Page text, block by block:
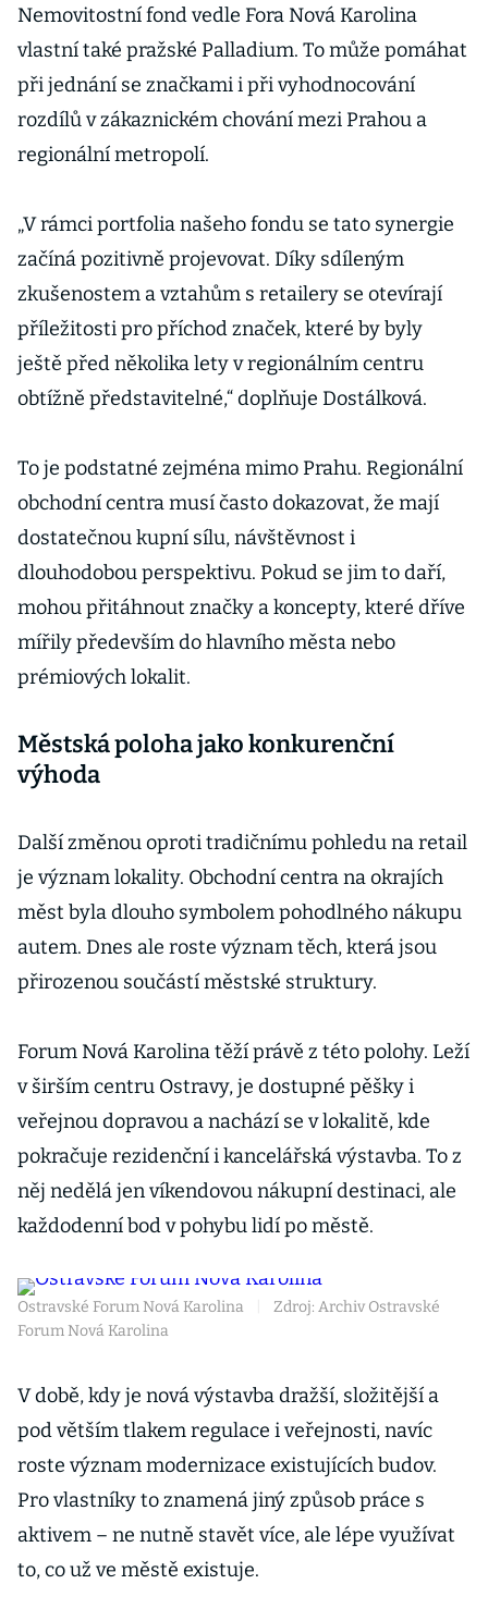
Nemovitostní fond vedle Fora Nová Karolina
vlastní také pražské Palladium. To může pomáhat
při jednání se značkami i při vyhodnocování
rozdílů v zákaznickém chování mezi Prahou a
regionální metropolí.
„V rámci portfolia našeho fondu se tato synergie
začíná pozitivně projevovat. Díky sdíleným
zkušenostem a vztahům s retailery se otevírají
příležitosti pro příchod značek, které by byly
ještě před několika lety v regionálním centru
obtížně představitelné,“ doplňuje Dostálková.
To je podstatné zejména mimo Prahu. Regionální
obchodní centra musí často dokazovat, že mají
dostatečnou kupní sílu, návštěvnost i
dlouhodobou perspektivu. Pokud se jim to daří,
mohou přitáhnout značky a koncepty, které dříve
mířily především do hlavního města nebo
prémiových lokalit.
Městská poloha jako konkurenční
výhoda
Další změnou oproti tradičnímu pohledu na retail
je význam lokality. Obchodní centra na okrajích
měst byla dlouho symbolem pohodlného nákupu
autem. Dnes ale roste význam těch, která jsou
přirozenou součástí městské struktury.
Forum Nová Karolina těží právě z této polohy. Leží
v širším centru Ostravy, je dostupné pěšky i
veřejnou dopravou a nachází se v lokalitě, kde
pokračuje rezidenční i kancelářská výstavba. To z
něj nedělá jen víkendovou nákupní destinaci, ale
každodenní bod v pohybu lidí po městě.
Ostravské Forum Nová Karolina
Zdroj: Archiv Ostravské
Forum Nová Karolina
V době, kdy je nová výstavba dražší, složitější a
pod větším tlakem regulace i veřejnosti, navíc
roste význam modernizace existujících budov.
Pro vlastníky to znamená jiný způsob práce s
aktivem – ne nutně stavět více, ale lépe využívat
to, co už ve městě existuje.